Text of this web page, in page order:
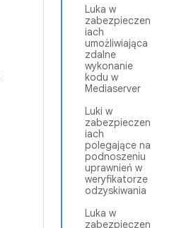
Luka w
zabezpieczen
iach
umożliwiająca
zdalne
wykonanie
kodu w
Mediaserver
Luki w
zabezpieczen
iach
polegające na
podnoszeniu
uprawnień w
weryfikatorze
odzyskiwania
Luka w
zabezpieczen